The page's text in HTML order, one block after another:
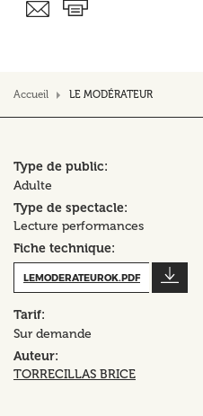
Accueil LE MODÉRATEUR
Type de public
Adulte
Type de spectacle
Lecture performances
Fiche technique
LEMODERATEUROK.PDF
Tarif
Sur demande
Auteur
TORRECILLAS BRICE